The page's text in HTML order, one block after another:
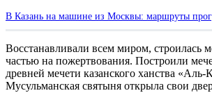
В Казань на машине из Москвы: маршруты
Восстанавливали всем миром, строилась
частью на пожертвования. Построили
древней мечети казанского ханства «Аль-
Мусульманская святыня открыла свои